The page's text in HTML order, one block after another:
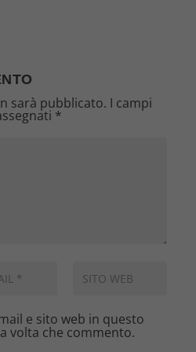
sarà pubblicato. I campi
*
e sito web in questo
volta che commento.